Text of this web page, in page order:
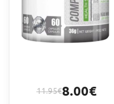
11.95€8.00€